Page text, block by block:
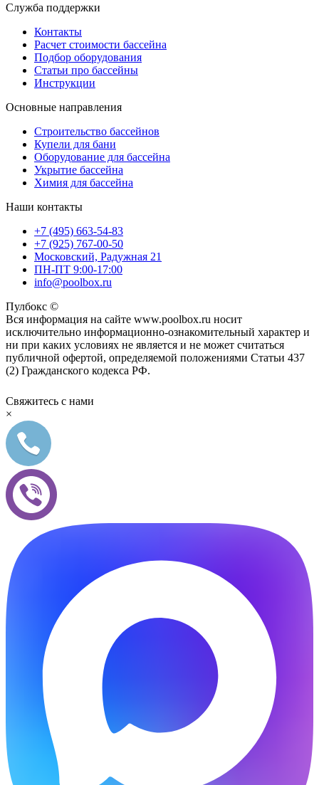
Служба поддержки
Контакты
Расчет стоимости бассейна
Подбор оборудования
Статьи про бассейны
Инструкции
Основные направления
Строительство бассейнов
Купели для бани
Оборудование для бассейна
Укрытие бассейна
Химия для бассейна
Наши контакты
+7 (495) 663-54-83
+7 (925) 767-00-50
Московский, Радужная 21
ПН-ПТ 9:00-17:00
info@poolbox.ru
Пулбокс ©
Вся информация на сайте www.poolbox.ru носит
исключительно информационно-ознакомительный характер и
ни при каких условиях не является и не может считаться
публичной офертой, определяемой положениями Статьи 437
(2) Гражданского кодекса РФ.
Свяжитесь с нами
×